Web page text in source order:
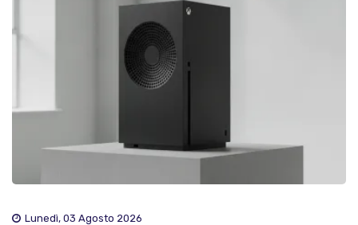
Lunedì, 03 Agosto 2026